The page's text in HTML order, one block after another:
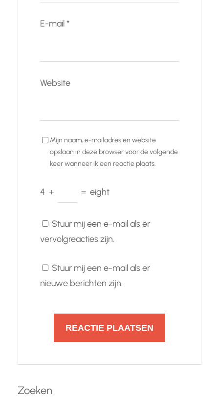
E-mail*
Website
Mijn naam, e-mailadres en website
opslaan in deze browser voor de volgende
keer wanneer ik een reactie plaats.
4 + = eight
Stuur mij een e-mail als er
vervolgreacties zijn.
Stuur mij een e-mail als er
nieuwe berichten zijn.
Zoeken